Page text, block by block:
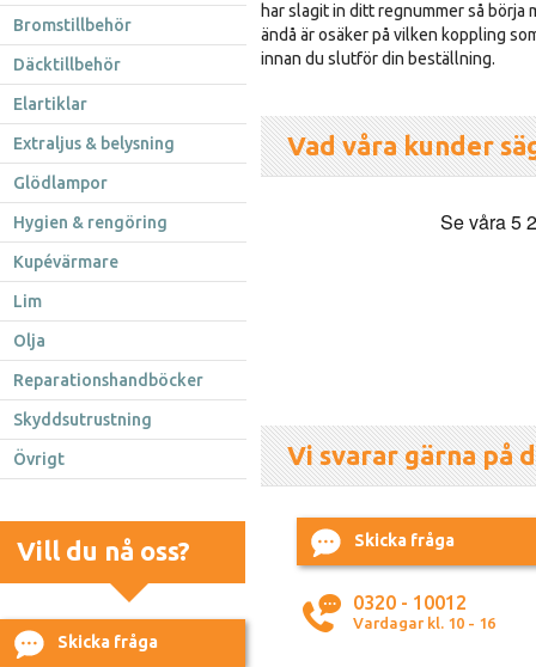
Bromstillbehör
Däcktillbehör
Elartiklar
Extraljus & belysning
Glödlampor
Hygien & rengöring
Kupévärmare
Lim
Olja
Reparationshandböcker
Skyddsutrustning
Övrigt
Vill du nå oss?
Skicka fråga
har slagit in ditt regnummer så börja
ändå är osäker på vilken koppling
innan du slutför din beställning.
Vad våra kunder
Vi svarar gärna på
Skicka fråga
0320 - 10012
Vardagar kl. 10 - 16